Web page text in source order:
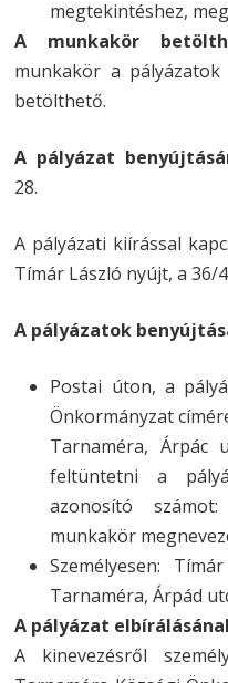
megtekintéshez,
A munkakör
munkakör a
betölthető.
A pályázat
28.
A pályázati kiírással
Tímár László nyújt, a 36/
A pályázatok
Postai úton, a
Önkormányzat
Tarnaméra, Árpác
feltüntetni a
azonosító
munkakör
Személyesen:
Tarnaméra, Árpád
A pályázat
A kinevezésről